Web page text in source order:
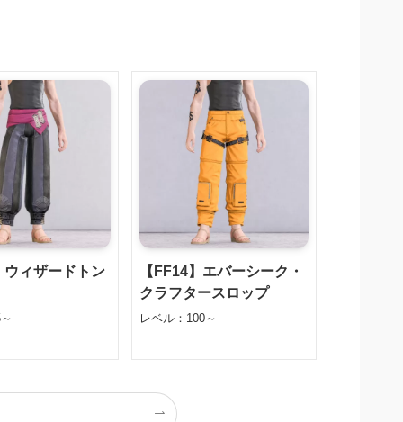
ウィザードトン
【FF14】エバーシーク・
クラフタースロップ
レベル：100～